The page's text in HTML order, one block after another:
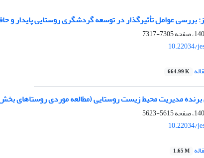
عوامل تأثیرگذار در توسعه گردشگری روستایی پایدار و
7305-7317
10.22034/
664.99 K
برنده مدیریت محیط زیست روستایی (مطالعه موردی روستاهای
5615-5623
10.22034/
1.65 M